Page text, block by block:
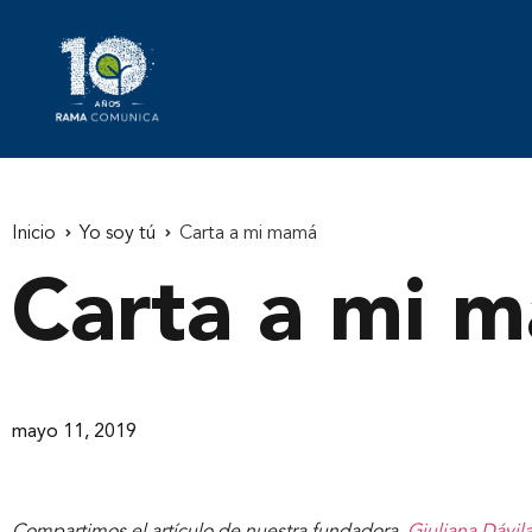
Inicio Yo soy tú Carta a mi mamá
Carta a mi
mayo 11, 2019